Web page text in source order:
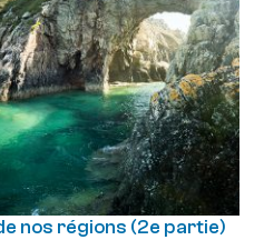
nos régions (2e partie)